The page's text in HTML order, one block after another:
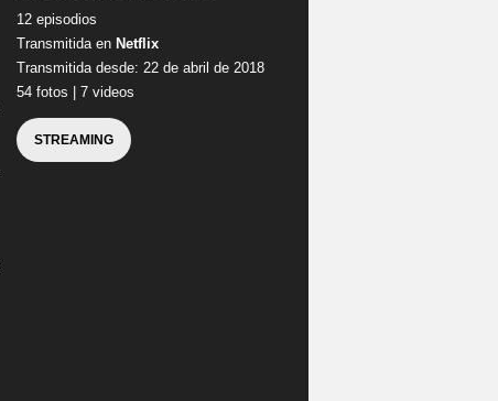
12 episodios
Transmitida enNetflix
Transmitida desde: 22 de abril de 2018
54 fotos
7 videos
STREAMING